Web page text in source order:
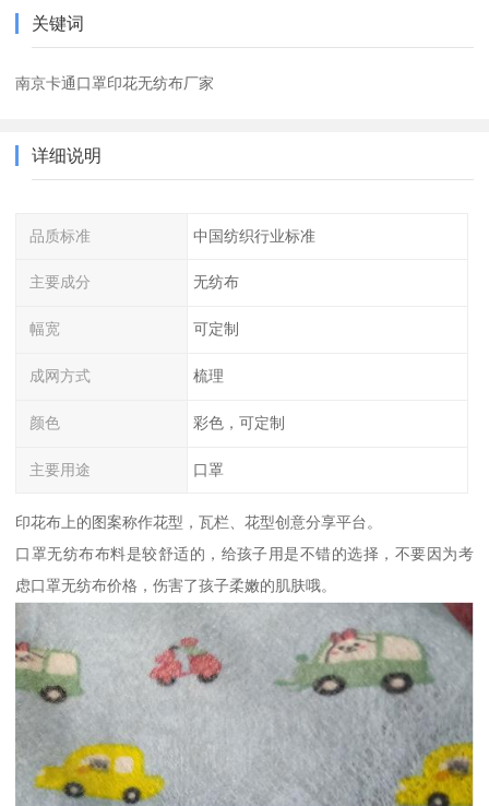
关键词
南京卡通口罩印花无纺布厂家
详细说明
品质标准 中国纺织行业标准
主要成分 无纺布
幅宽 可定制
成网方式 梳理
颜色 彩色，可定制
主要用途 口罩
印花布上的图案称作花型，瓦栏、花型创意分享平台。
口罩无纺布布料是较舒适的，给孩子用是不错的选择，不要因为考
虑口罩无纺布价格，伤害了孩子柔嫩的肌肤哦。